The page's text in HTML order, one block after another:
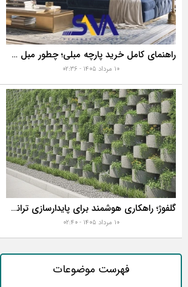
راهنمای کامل خرید پارچه مبلی؛ چطور مبل خانه تان را به رخ همه بکشید؟
۱۰ مرداد ۱۴۰۵ - ۰۲:۳۶
گلفوژ؛ راهکاری هوشمند برای پایدارسازی ترانشه، ساخت دیوار حائل و زیباسازی شهری
۱۰ مرداد ۱۴۰۵ - ۰۲:۴۰
فهرست موضوعات